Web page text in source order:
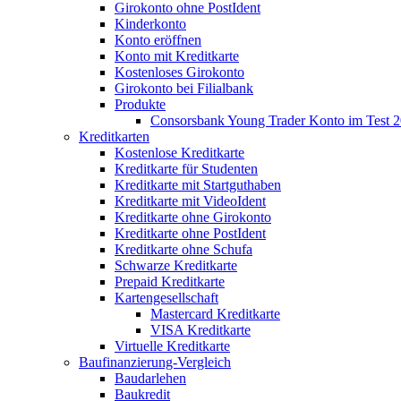
Girokonto ohne PostIdent
Kinderkonto
Konto eröffnen
Konto mit Kreditkarte
Kostenloses Girokonto
Girokonto bei Filialbank
Produkte
Consorsbank Young Trader Konto im Test
Kreditkarten
Kostenlose Kreditkarte
Kreditkarte für Studenten
Kreditkarte mit Startguthaben
Kreditkarte mit VideoIdent
Kreditkarte ohne Girokonto
Kreditkarte ohne PostIdent
Kreditkarte ohne Schufa
Schwarze Kreditkarte
Prepaid Kreditkarte
Kartengesellschaft
Mastercard Kreditkarte
VISA Kreditkarte
Virtuelle Kreditkarte
Baufinanzierung-Vergleich
Baudarlehen
Baukredit